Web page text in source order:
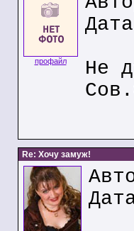
профайл
Не
Re: Хочу замуж!